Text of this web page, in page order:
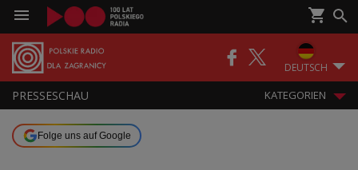
DEUTSCH
PRESSESCHAU KATEGORIEN
Folge uns auf Google